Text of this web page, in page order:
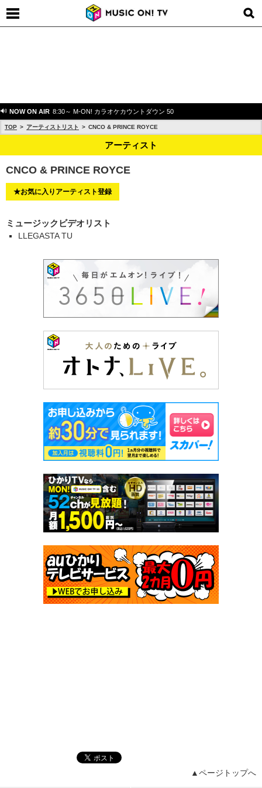
NOW ON AIR 8:30～ M-ON! カラオケカウントダウン 50
TOP アーティストリスト CNCO & PRINCE ROYCE
アーティスト
CNCO & PRINCE ROYCE
★お気に入りアーティスト登録
ミュージックビデオリスト
LLEGASTA TU
▲ページトップへ